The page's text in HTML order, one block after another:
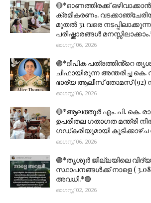
🔴*ഓണത്തിരക്ക്
ക്രമീകരണം.
മുതല്‍ 31 വരെ
പരിഷ്ക്കാരങ്ങൾ
ഓഗസ്റ്റ് 06, 2026
🟣*ദീപിക പത്രത്തിൻ്റെ
ചീഫായിരുന്ന അന്തരിച്ച
ഭാര്യ ആലീസ് തോമസ് (92)
ഓഗസ്റ്റ് 06, 2026
🔴*ആലത്തൂർ എം. പി. കെ.
ഉപരിതല ഗതാഗത മന്ത്രി
ഗഡ്കരിയുമായി കൂടിക്കാഴ്ച
ഓഗസ്റ്റ് 06, 2026
🟣*തൃശൂര്‍ ജില്ലയിലെ
സ്ഥാപനങ്ങൾക്ക് നാളെ (
അവധി.*🟣
ഓഗസ്റ്റ് 02, 2026